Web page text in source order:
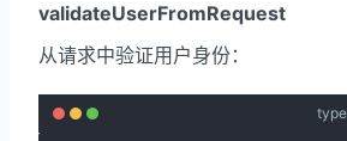
validateUserFromRequest
从请求中验证用户身份：